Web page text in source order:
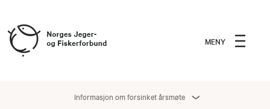
MENY
Informasjon om forsinket årsmøte